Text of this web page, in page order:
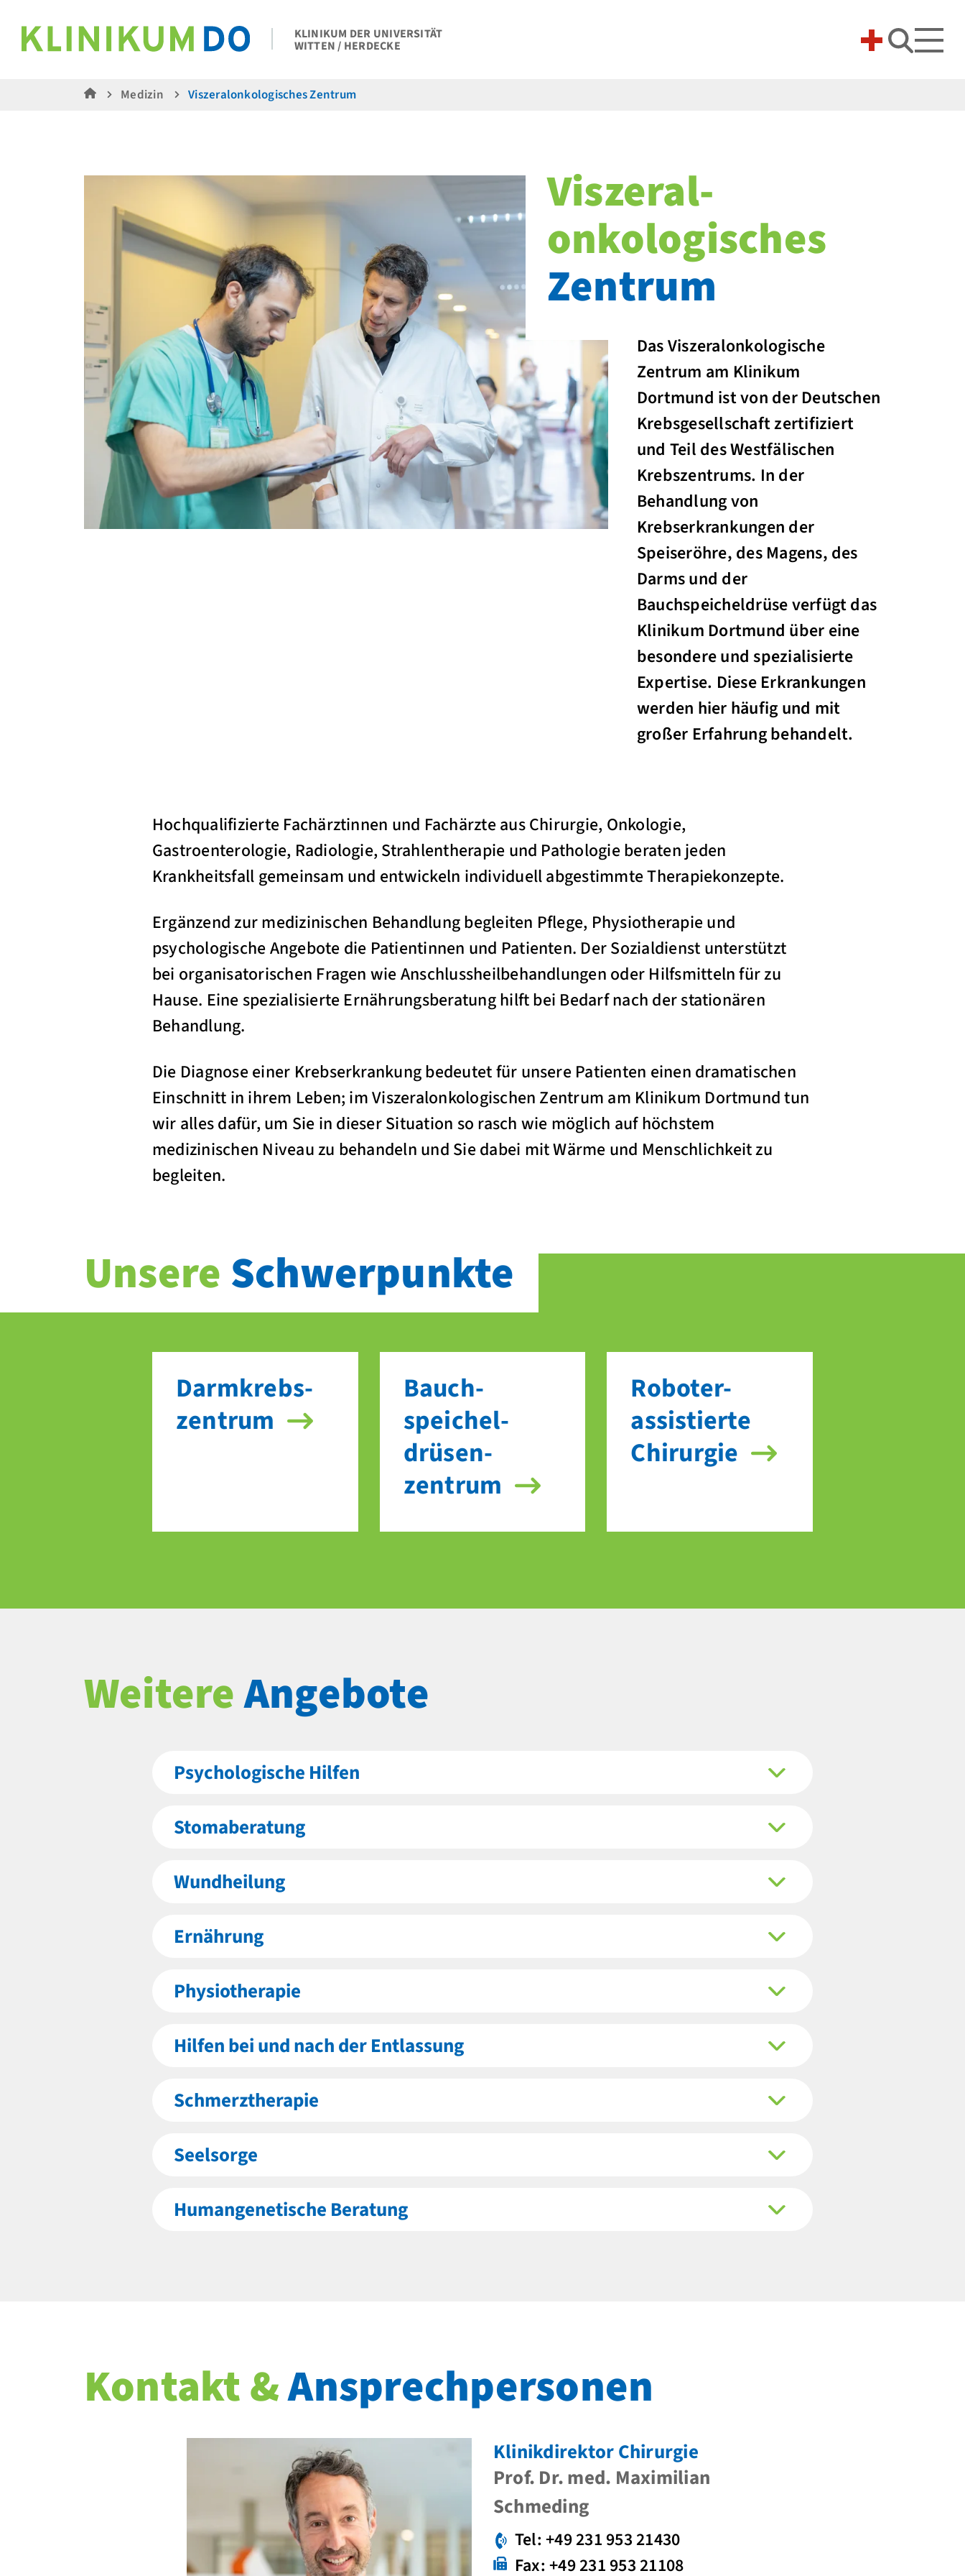
KLINIKUM DER UNIVERSITÄT
WITTEN / HERDECKE Suche
Medizin Viszeralonkologisches Zentrum
Viszeral­
onkologisches
Zentrum
Das Viszeralonkologische
Zentrum am Klinikum
Dortmund ist von der Deutschen
Krebsgesellschaft zertifiziert
und Teil des Westfälischen
Krebszentrums. In der
Behandlung von
Krebserkrankungen der
Speiseröhre, des Magens, des
Darms und der
Bauchspeicheldrüse verfügt das
Klinikum Dortmund über eine
besondere und spezialisierte
Expertise. Diese Erkrankungen
werden hier häufig und mit
großer Erfahrung behandelt.
Hochqualifizierte Fachärztinnen und Fachärzte aus Chirurgie, Onkologie,
Gastroenterologie, Radiologie, Strahlentherapie und Pathologie beraten jeden
Krankheitsfall gemeinsam und entwickeln individuell abgestimmte Therapiekonzepte.
Ergänzend zur medizinischen Behandlung begleiten Pflege, Physiotherapie und
psychologische Angebote die Patientinnen und Patienten. Der Sozialdienst unterstützt
bei organisatorischen Fragen wie Anschlussheilbehandlungen oder Hilfsmitteln für zu
Hause. Eine spezialisierte Ernährungsberatung hilft bei Bedarf nach der stationären
Behandlung.
Die Diagnose einer Krebserkrankung bedeutet für unsere Patienten einen dramatischen
Einschnitt in ihrem Leben; im Viszeralonkologischen Zentrum am Klinikum Dortmund tun
wir alles dafür, um Sie in dieser Situation so rasch wie möglich auf höchstem
medizinischen Niveau zu behandeln und Sie dabei mit Wärme und Menschlichkeit zu
begleiten.
Unsere Schwerpunkte
Darm­krebs­
zentrum
Bauch­
speichel­
drüsen­
zentrum
Roboter-
assistierte
Chirurgie
WeitereAngebote
Psychologische Hilfen
Stomaberatung
Wundheilung
Ernährung
Physiotherapie
Hilfen bei und nach der Entlassung
Schmerztherapie
Seelsorge
Humangenetische Beratung
Kontakt &Ansprechpersonen
Klinikdirektor Chirurgie
Prof. Dr. med. Maximilian
Schmeding
Tel: +49 231 953 21430
Fax: +49 231 953 21108